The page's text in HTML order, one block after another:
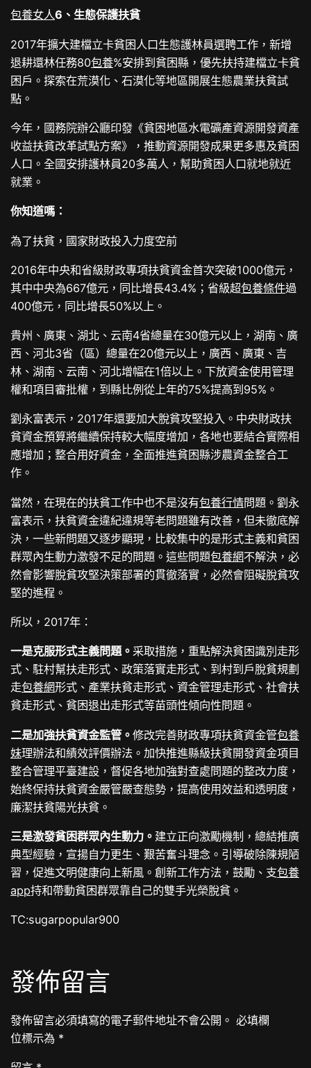
包養女人6、生態保護扶貧
2017年擴大建檔立卡貧困人口生態護林員選聘工作，新增
退耕還林任務80包養%安排到貧困縣，優先扶持建檔立卡貧
困戶。探索在荒漠化、石漠化等地區開展生態農業扶貧試
點。
今年，國務院辦公廳印發《貧困地區水電礦產資源開發資產
收益扶貧改革試點方案》，推動資源開發成果更多惠及貧困
人口。全國安排護林員20多萬人，幫助貧困人口就地就近
就業。
你知道嗎：
為了扶貧，國家財政投入力度空前
2016年中央和省級財政專項扶貧資金首次突破1000億元，
其中中央為667億元，同比增長43.4%；省級超包養條件過
400億元，同比增長50%以上。
貴州、廣東、湖北、云南4省總量在30億元以上，湖南、廣
西、河北3省（區）總量在20億元以上，廣西、廣東、吉
林、湖南、云南、河北增幅在1倍以上。下放資金使用管理
權和項目審批權，到縣比例從上年的75%提高到95%。
劉永富表示，2017年還要加大脫貧攻堅投入。中央財政扶
貧資金預算將繼續保持較大幅度增加，各地也要結合實際相
應增加；整合用好資金，全面推進貧困縣涉農資金整合工
作。
當然，在現在的扶貧工作中也不是沒有包養行情問題。劉永
富表示，扶貧資金違紀違規等老問題雖有改善，但未徹底解
決，一些新問題又逐步顯現，比較集中的是形式主義和貧困
群眾內生動力激發不足的問題。這些問題包養網不解決，必
然會影響脫貧攻堅決策部署的貫徹落實，必然會阻礙脫貧攻
堅的進程。
所以，2017年：
一是克服形式主義問題。 采取措施，重點解決貧困識別走形
式、駐村幫扶走形式、政策落實走形式、到村到戶脫貧規劃
走包養網形式、產業扶貧走形式、資金管理走形式、社會扶
貧走形式、貧困退出走形式等苗頭性傾向性問題。
二是加強扶貧資金監管。修改完善財政專項扶貧資金管包養
妹理辦法和績效評價辦法。加快推進縣級扶貧開發資金項目
整合管理平臺建設，督促各地加強對查處問題的整改力度，
始終保持扶貧資金嚴管嚴查態勢，提高使用效益和透明度，
廉潔扶貧陽光扶貧。
三是激發貧困群眾內生動力。 建立正向激勵機制，總結推廣
典型經驗，宣揚自力更生、艱苦奮斗理念。引導破除陳規陋
習，促進文明健康向上新風。創新工作方法，鼓勵、支包養
app持和帶動貧困群眾靠自己的雙手光榮脫貧。
TC:sugarpopular900
發佈留言
發佈留言必須填寫的電子郵件地址不會公開。 必填欄
位標示為 *